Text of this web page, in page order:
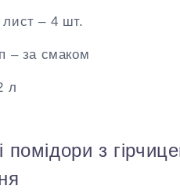
– 4 шт.
– за смаком
л
помідори з